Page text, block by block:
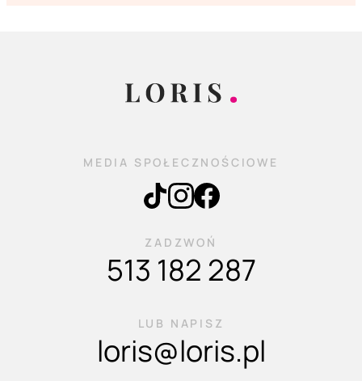
MEDIA SPOŁECZNOŚCIOWE
ZADZWOŃ
513 182 287
LUB NAPISZ
loris@loris.pl